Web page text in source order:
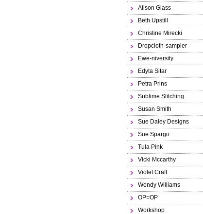
Alison Glass
Beth Upstill
Christine Mirecki
Dropcloth-sampler
Ewe-niversity
Edyta Sitar
Petra Prins
Sublime Stitching
Susan Smith
Sue Daley Designs
Sue Spargo
Tula Pink
Vicki Mccarthy
Violet Craft
Wendy Williams
OP=OP
Workshop